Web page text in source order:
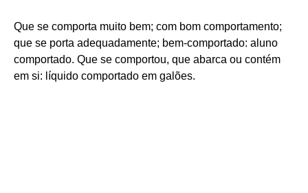
Que se comporta muito bem; com bom comportamento;
que se porta adequadamente; bem-comportado: aluno
comportado. Que se comportou, que abarca ou contém
em si: líquido comportado em galões.